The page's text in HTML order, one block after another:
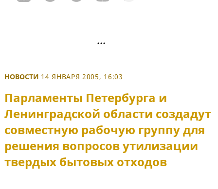
НОВОСТИ 14 ЯНВАРЯ 2005, 16:03
Парламенты Петербурга и
Ленинградской области создадут
совместную рабочую группу для
решения вопросов утилизации
твердых бытовых отходов